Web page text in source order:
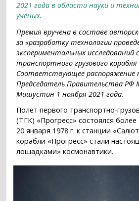
2021 года в области науки и
ученых.
Премия вручена в составе
за «разработку технологии
экспериментальных
транспортного грузового корабля
Соответствующее распоряжение
Председатель Правительства РФ
Мишустин 1 ноября 2021 года.
Полет первого транспортно-
(ТГК) «Прогресс» состоялся
20 января 1978 г. к станции
корабли «Прогресс» стали
лошадками» космонавтики.